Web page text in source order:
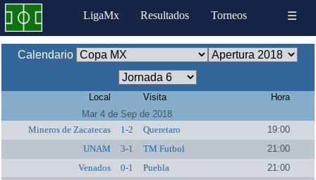
LigaMx Resultados Torneos ☰
Calendario
Local Visita
Hora
Mar 4 de Sep de 2018
Mineros de Zacatecas
1-2 Queretaro
19:00
UNAM
3-1 TM Futbol
21:00
Venados
0-1 Puebla
21:00